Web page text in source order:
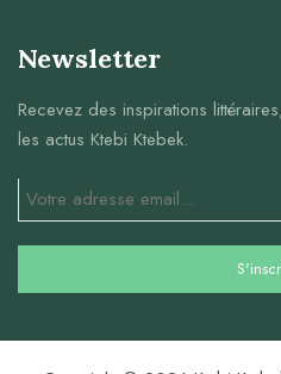
Newsletter
Recevez des inspirations
les actus Ktebi Ktebek.